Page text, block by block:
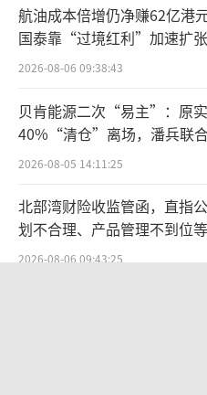
是完善战略框架的重要
巨石生物成立时间
生的它，出生便成为
载体。根据官网显示
个，还有10款产品在
产品两款，处于临床
于临床I期阶段的产品5
航油成本倍增仍净赚62亿港
国泰靠“过境红利”加速扩张
2026-08-06 09:38:43
贝肯能源二次“易主”：原
40%“清仓”离场，潘兵联
宏科百世拟入主
2026-08-05 14:11:25
北部湾财险收监管函，直指
划不合理、产品管理不到位
点”
2026-08-06 09:43:25